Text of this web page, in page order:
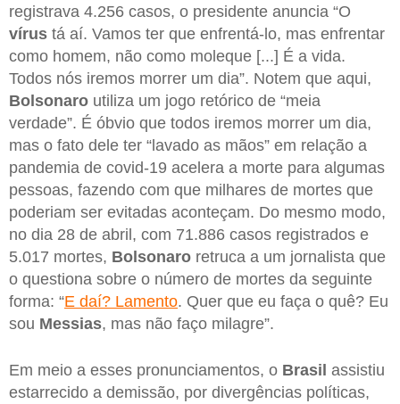
registrava 4.256 casos, o presidente anuncia “O
vírus tá aí. Vamos ter que enfrentá-lo, mas enfrentar
como homem, não como moleque [...] É a vida.
Todos nós iremos morrer um dia”. Notem que aqui,
Bolsonaro utiliza um jogo retórico de “meia
verdade”. É óbvio que todos iremos morrer um dia,
mas o fato dele ter “lavado as mãos” em relação a
pandemia de covid-19 acelera a morte para algumas
pessoas, fazendo com que milhares de mortes que
poderiam ser evitadas aconteçam. Do mesmo modo,
no dia 28 de abril, com 71.886 casos registrados e
5.017 mortes, Bolsonaro retruca a um jornalista que
o questiona sobre o número de mortes da seguinte
forma: “E daí? Lamento. Quer que eu faça o quê? Eu
sou Messias, mas não faço milagre”.
Em meio a esses pronunciamentos, o Brasil assistiu
estarrecido a demissão, por divergências políticas,